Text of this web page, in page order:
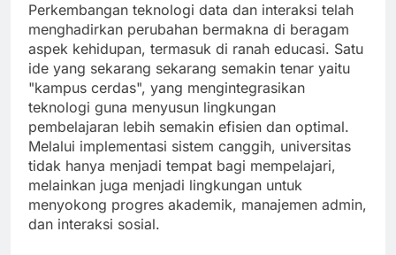
Perkembangan teknologi data dan interaksi telah
menghadirkan perubahan bermakna di beragam
aspek kehidupan, termasuk di ranah educasi. Satu
ide yang sekarang sekarang semakin tenar yaitu
"kampus cerdas", yang mengintegrasikan
teknologi guna menyusun lingkungan
pembelajaran lebih semakin efisien dan optimal.
Melalui implementasi sistem canggih, universitas
tidak hanya menjadi tempat bagi mempelajari,
melainkan juga menjadi lingkungan untuk
menyokong progres akademik, manajemen admin,
dan interaksi sosial.